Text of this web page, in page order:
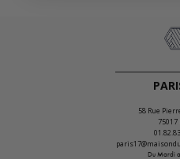
58 Rue
75017
Du Mardi